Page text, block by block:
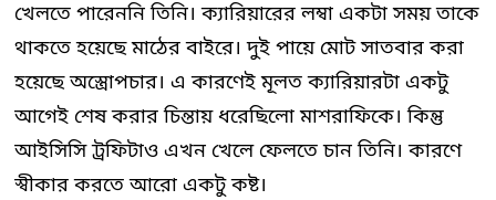
খেলতে পারেননি তিনি। ক্যারিয়ারের লম্বা একটা সময় তাকে
থাকতে হয়েছে মাঠের বাইরে। দুই পায়ে মোট সাতবার করা
হয়েছে অস্ত্রোপচার। এ কারণেই মূলত ক্যারিয়ারটা একটু
আগেই শেষ করার চিন্তায় ধরেছিলো মাশরাফিকে। কিন্তু
আইসিসি ট্রফিটাও এখন খেলে ফেলতে চান তিনি। কারণে
স্বীকার করতে আরো একটু কষ্ট।